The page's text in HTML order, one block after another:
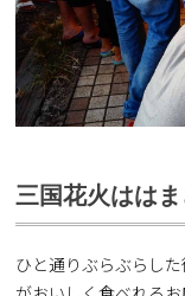
三国花火はは
ひと通りぶらぶらし